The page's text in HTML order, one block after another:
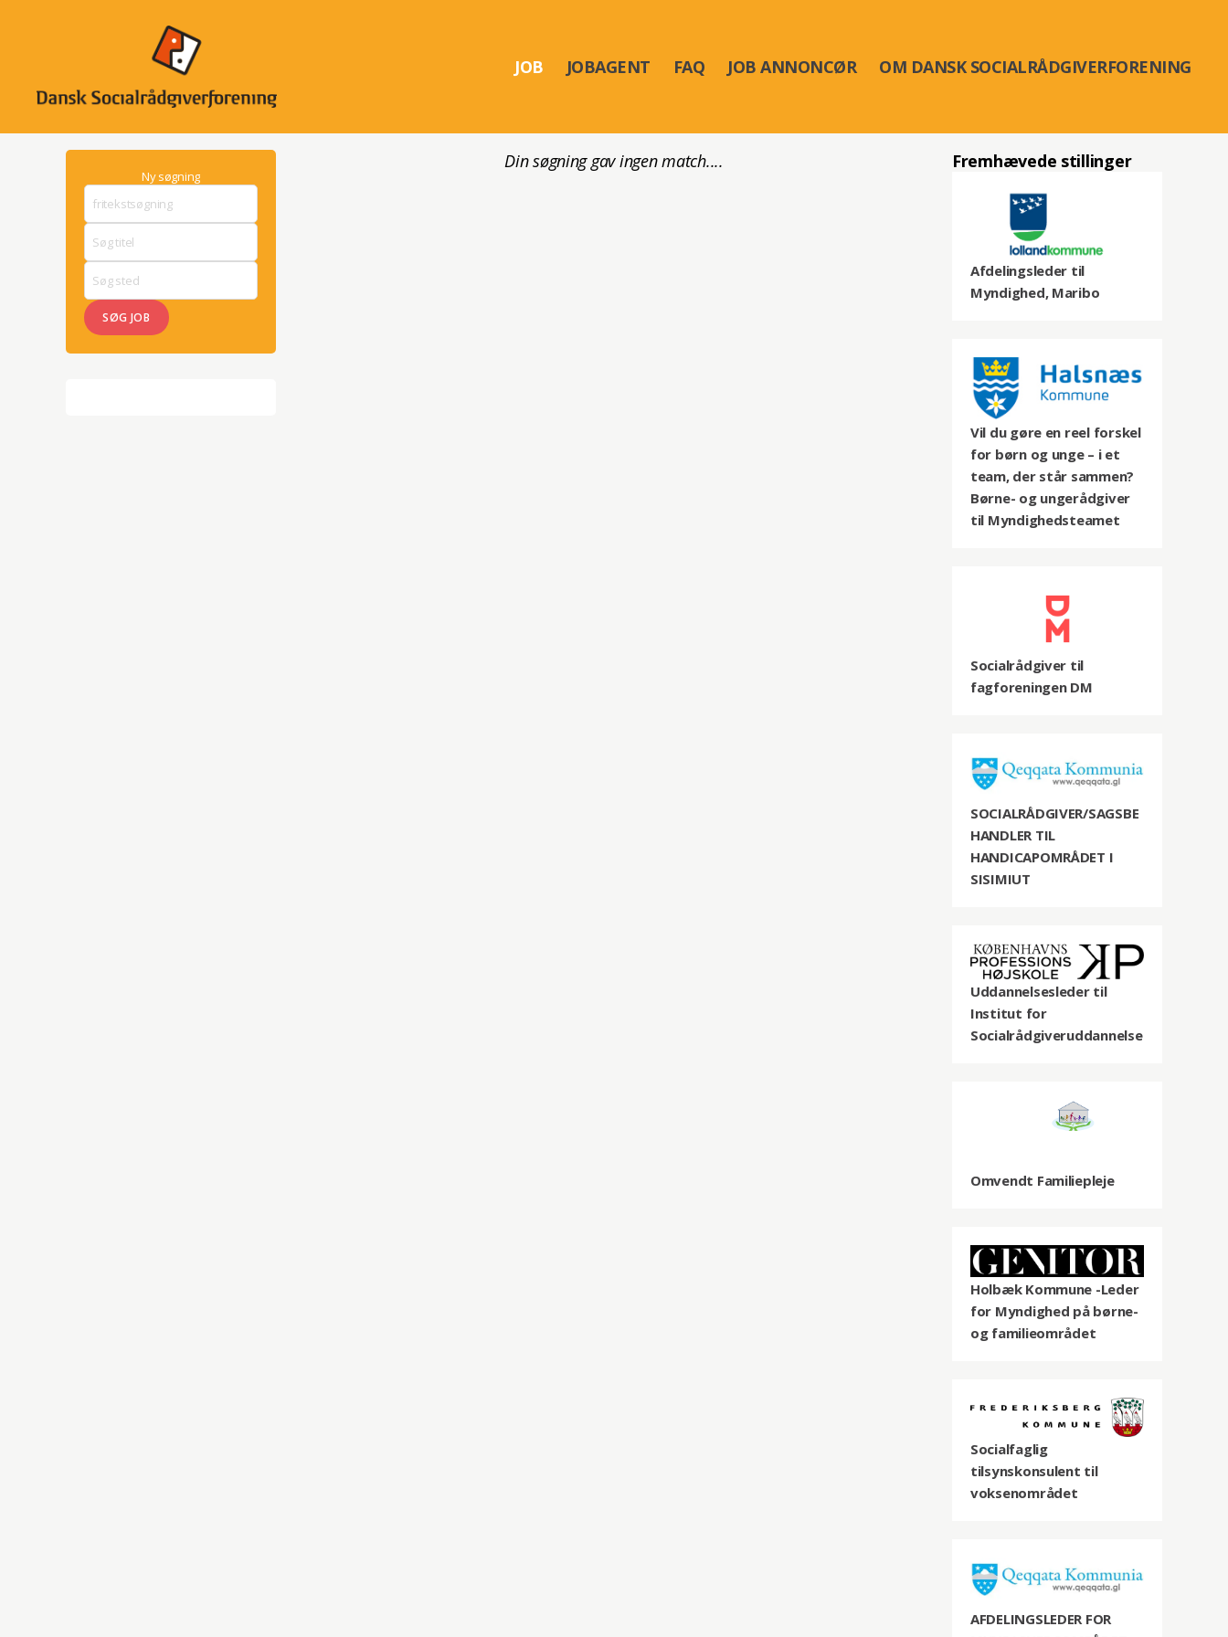
JOB JOBAGENT FAQ JOB ANNONCØR OM DANSK SOCIALRÅDGIVERFORENING
Ny søgning
Din søgning gav ingen match.... Fremhævede stillinger
Afdelingsleder til
Myndighed, Maribo
Vil du gøre en reel forskel
for børn og unge – i et
team, der står sammen?
Børne- og ungerådgiver
til Myndighedsteamet
Socialrådgiver til
fagforeningen DM
SOCIALRÅDGIVER/SAGSBE
HANDLER TIL
HANDICAPOMRÅDET I
SISIMIUT
Uddannelsesleder til
Institut for
Socialrådgiveruddannelse
Omvendt Familiepleje
Holbæk Kommune -Leder
for Myndighed på børne-
og familieområdet
Socialfaglig
tilsynskonsulent til
voksenområdet
AFDELINGSLEDER FOR